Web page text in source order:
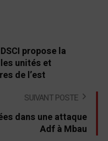
propose la
unités et
de l’est
SUIVANT POSTE
dans une attaque
Adf à Mbau